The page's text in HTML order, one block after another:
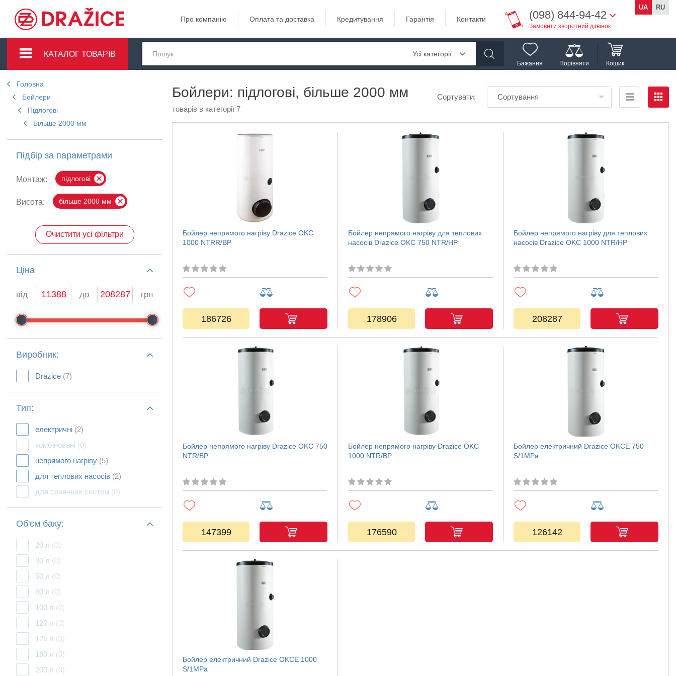
Про компанію Оплата та доставка Кредитування Гарантія Контакти (098) 844-94-42
Замовити зворотний дзвінок
UA RU
КАТАЛОГ ТОВАРІВ Усі категорії
Бажання Порівняти Кошик
Головна
Бойлери
Підлогові
Більше 2000 мм
Підбір за параметрами
Монтаж: підлогові
Висота: більше 2000 мм
Очистити усі фільтри
Ціна
від до грн
Виробник:
Drazice (7)
Тип:
електричні (2)
комбіновані (0)
непрямого нагріву (5)
для теплових насосів (2)
для сонячних систем (0)
Об'єм баку:
20 л (0)
30 л (0)
50 л (0)
80 л (0)
100 л (0)
120 л (0)
125 л (0)
160 л (0)
200 л (0)
Бойлери: підлогові, більше 2000 мм
товарів в категорії 7
Сортувати: Сортування
Бойлер непрямого нагріву Drazice OKC
1000 NTRR/BP
186726
Бойлер непрямого нагріву для теплових
насосів Drazice OKC 750 NTR/HP
178906
Бойлер непрямого нагріву для теплових
насосів Drazice OKC 1000 NTR/HP
208287
Бойлер непрямого нагріву Drazice OKC 750
NTR/BP
147399
Бойлер непрямого нагріву Drazice OKC
1000 NTR/BP
176590
Бойлер електричний Drazice OKCE 750
S/1MPa
126142
Бойлер електричний Drazice OKCE 1000
S/1MPa